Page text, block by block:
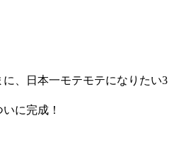
、日本一モテモテになりたい3
に完成！